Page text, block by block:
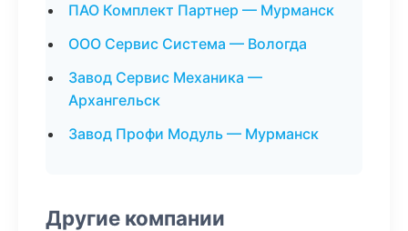
ПАО Комплект Партнер — Мурманск
ООО Сервис Система — Вологда
Завод Сервис Механика —
Архангельск
Завод Профи Модуль — Мурманск
Другие компании